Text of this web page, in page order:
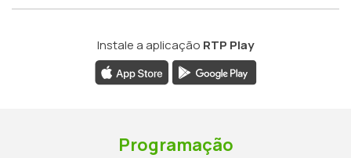
Instale a aplicação RTP Play
Programação